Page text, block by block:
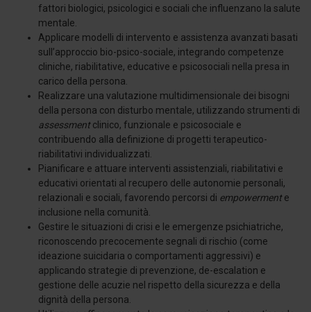
fattori biologici, psicologici e sociali che influenzano la salute
mentale.
Applicare modelli di intervento e assistenza avanzati basati
sull’approccio bio-psico-sociale, integrando competenze
cliniche, riabilitative, educative e psicosociali nella presa in
carico della persona.
Realizzare una valutazione multidimensionale dei bisogni
della persona con disturbo mentale, utilizzando strumenti di
assessment clinico, funzionale e psicosociale e
contribuendo alla definizione di progetti terapeutico-
riabilitativi individualizzati.
Pianificare e attuare interventi assistenziali, riabilitativi e
educativi orientati al recupero delle autonomie personali,
relazionali e sociali, favorendo percorsi di empowerment e
inclusione nella comunità.
Gestire le situazioni di crisi e le emergenze psichiatriche,
riconoscendo precocemente segnali di rischio (come
ideazione suicidaria o comportamenti aggressivi) e
applicando strategie di prevenzione, de-escalation e
gestione delle acuzie nel rispetto della sicurezza e della
dignità della persona.